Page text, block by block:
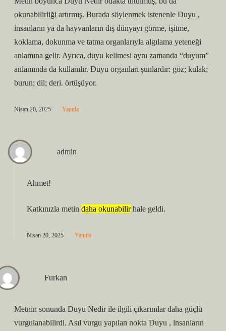
okunabilirliği artırmış. Burada söylenmek istenenle Duyu ,
insanların ya da hayvanların dış dünyayı görme, işitme,
koklama, dokunma ve tatma organlarıyla algılama yeteneği
anlamına gelir. Ayrıca, duyu kelimesi aynı zamanda “duyum”
anlamında da kullanılır. Duyu organları şunlardır: göz; kulak;
burun; dil; deri. örtüşüyor.
Nisan 20, 2025 Yanıtla
admin
Ahmet!
Katkınızla metin daha okunabilirhale geldi.
Nisan 20, 2025 Yanıtla
Furkan
Metnin sonunda Duyu Nedir ile ilgili çıkarımlar daha güçlü
vurgulanabilirdi. Asıl vurgu yapılan nokta Duyu , insanların